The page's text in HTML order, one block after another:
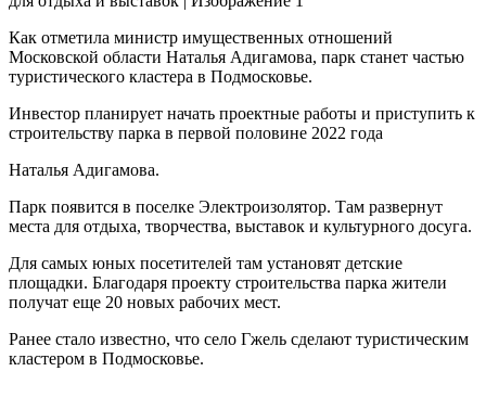
Как отметила министр имущественных отношений
Московской области Наталья Адигамова, парк станет частью
туристического кластера в Подмосковье.
Инвестор планирует начать проектные работы и приступить к
строительству парка в первой половине 2022 года
Наталья Адигамова.
Парк появится в поселке Электроизолятор. Там развернут
места для отдыха, творчества, выставок и культурного досуга.
Для самых юных посетителей там установят детские
площадки. Благодаря проекту строительства парка жители
получат еще 20 новых рабочих мест.
Ранее стало известно, что село Гжель сделают туристическим
кластером в Подмосковье.